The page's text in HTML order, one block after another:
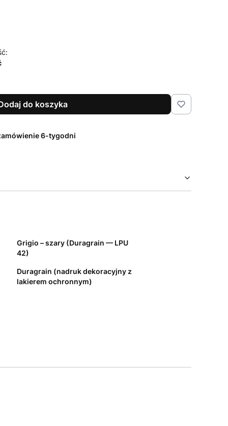
do koszyka
6-tygodni
Grigio – szary (Duragrain — LPU
42)
Duragrain (nadruk dekoracyjny z
lakierem ochronnym)